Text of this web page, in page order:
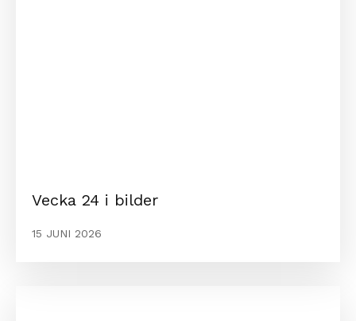
Vecka 24 i bilder
15 JUNI 2026